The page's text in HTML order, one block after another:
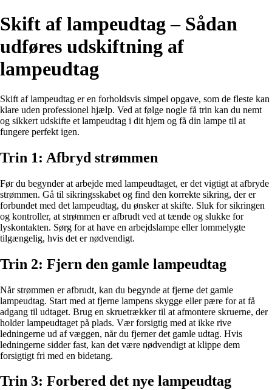
Skift af lampeudtag – Sådan
udføres udskiftning af
lampeudtag
Skift af lampeudtag er en forholdsvis simpel opgave, som de fleste kan
klare uden professionel hjælp. Ved at følge nogle få trin kan du nemt
og sikkert udskifte et lampeudtag i dit hjem og få din lampe til at
fungere perfekt igen.
Trin 1: Afbryd strømmen
Før du begynder at arbejde med lampeudtaget, er det vigtigt at afbryde
strømmen. Gå til sikringsskabet og find den korrekte sikring, der er
forbundet med det lampeudtag, du ønsker at skifte. Sluk for sikringen
og kontroller, at strømmen er afbrudt ved at tænde og slukke for
lyskontakten. Sørg for at have en arbejdslampe eller lommelygte
tilgængelig, hvis det er nødvendigt.
Trin 2: Fjern den gamle lampeudtag
Når strømmen er afbrudt, kan du begynde at fjerne det gamle
lampeudtag. Start med at fjerne lampens skygge eller pære for at få
adgang til udtaget. Brug en skruetrækker til at afmontere skruerne, der
holder lampeudtaget på plads. Vær forsigtig med at ikke rive
ledningerne ud af væggen, når du fjerner det gamle udtag. Hvis
ledningerne sidder fast, kan det være nødvendigt at klippe dem
forsigtigt fri med en bidetang.
Trin 3: Forbered det nye lampeudtag